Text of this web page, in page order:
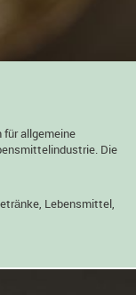
für allgemeine
Die
Lebensmittel,